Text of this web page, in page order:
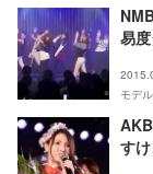
易
モデ
す